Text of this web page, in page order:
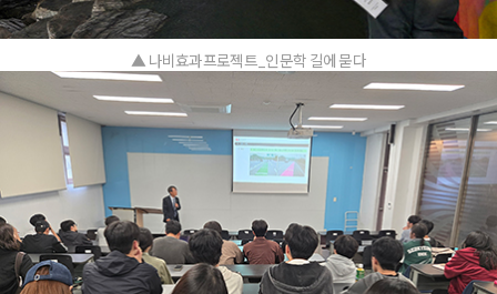
▲ 나비효과프로젝트_인문학 길에 묻다